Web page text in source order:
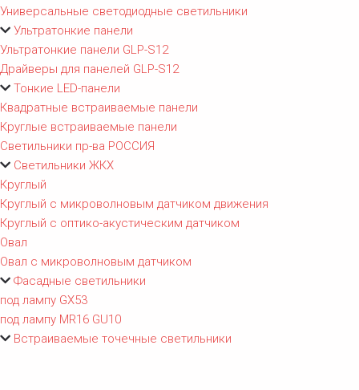
Универсальные светодиодные светильники
Ультратонкие панели
Ультратонкие панели GLP-S12
Драйверы для панелей GLP-S12
Тонкие LED-панели
Квадратные встраиваемые панели
Круглые встраиваемые панели
Светильники пр-ва РОССИЯ
Светильники ЖКХ
Круглый
Круглый с микроволновым датчиком движения
Круглый с оптико-акустическим датчиком
Овал
Овал с микроволновым датчиком
Фасадные светильники
под лампу GX53
под лампу MR16 GU10
Встраиваемые точечные светильники